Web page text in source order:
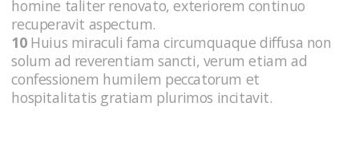
homine taliter renovato, exteriorem continuo
recuperavit aspectum.
10Huius miraculi fama circumquaque diffusa non
solum ad reverentiam sancti, verum etiam ad
confessionem humilem peccatorum et
hospitalitatis gratiam plurimos incitavit.